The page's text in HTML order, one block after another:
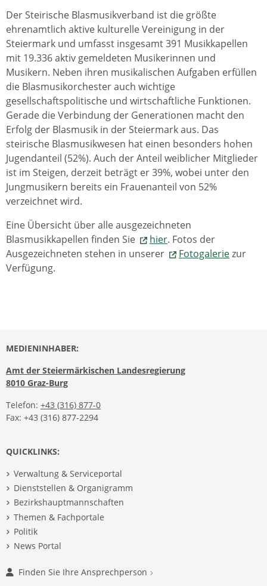
Der Steirische Blasmusikverband ist die größte
ehrenamtlich aktive kulturelle Vereinigung in der
Steiermark und umfasst insgesamt 391 Musikkapellen
mit 19.336 aktiv gemeldeten Musikerinnen und
Musikern. Neben ihren musikalischen Aufgaben erfüllen
die Blasmusikorchester auch wichtige
gesellschaftspolitische und wirtschaftliche Funktionen.
Gerade die Verbindung der Generationen macht den
Erfolg der Blasmusik in der Steiermark aus. Das
steirische Blasmusikwesen hat einen besonders hohen
Jugendanteil (52%). Auch der Anteil weiblicher Mitglieder
ist im Steigen, derzeit beträgt er 39%, wobei unter den
Jungmusikern bereits ein Frauenanteil von 52%
verzeichnet wird.
Eine Übersicht über alle ausgezeichneten
Blasmusikkapellen finden Sie
hier. Fotos der
Ausgezeichneten stehen in unserer
Fotogaleriezur
Verfügung.
MEDIENINHABER:
Amt der Steiermärkischen Landesregierung
8010 Graz-Burg
Telefon: +43 (316) 877-0
Fax: +43 (316) 877-2294
QUICKLINKS:
Verwaltung & Serviceportal
Dienststellen & Organigramm
Bezirkshauptmannschaften
Themen & Fachportale
Politik
News Portal
Finden Sie Ihre Ansprechperson